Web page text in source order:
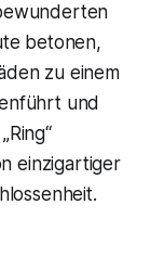
betonen,
zu einem
und
einzigartiger